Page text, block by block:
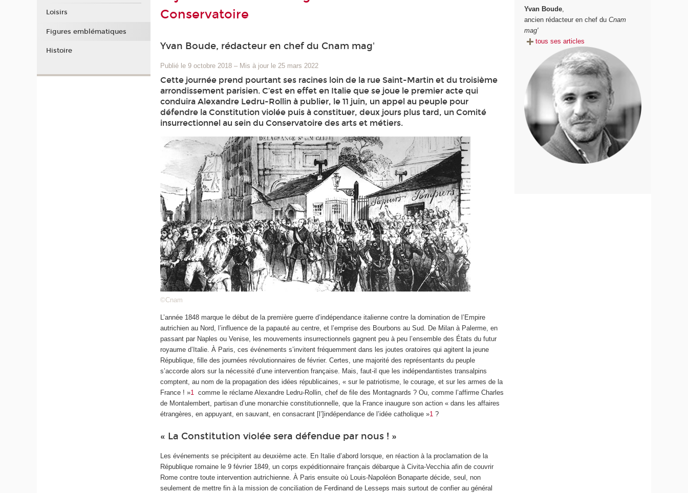
Conservatoire
Yvan Boude, rédacteur en chef du Cnam mag'
Publié le 9 octobre 2018 – Mis à jour le 25 mars 2022
Cette journée prend pourtant ses racines loin de la rue Saint-Martin et du troisième
arrondissement parisien. C’est en effet en Italie que se joue le premier acte qui
conduira Alexandre Ledru-Rollin à publier, le 11 juin, un appel au peuple pour
défendre la Constitution violée puis à constituer, deux jours plus tard, un Comité
insurrectionnel au sein du Conservatoire des arts et métiers.
©Cnam
L’année 1848 marque le début de la première guerre d’indépendance italienne contre la domination de l’Empire
autrichien au Nord, l’influence de la papauté au centre, et l’emprise des Bourbons au Sud. De Milan à Palerme, en
passant par Naples ou Venise, les mouvements insurrectionnels gagnent peu à peu l’ensemble des États du futur
royaume d’Italie. À Paris, ces événements s’invitent fréquemment dans les joutes oratoires qui agitent la jeune
République, fille des journées révolutionnaires de février. Certes, une majorité des représentants du peuple
s’accorde alors sur la nécessité d’une intervention française. Mais, faut-il que les indépendantistes transalpins
comptent, au nom de la propagation des idées républicaines, « sur le patriotisme, le courage, et sur les armes de la
France ! »1 comme le réclame Alexandre Ledru-Rollin, chef de file des Montagnards ? Ou, comme l’affirme Charles
de Montalembert, partisan d’une monarchie constitutionnelle, que la France inaugure son action « dans les affaires
étrangères, en appuyant, en sauvant, en consacrant [l’]indépendance de l’idée catholique »1 ?
« La Constitution violée sera défendue par nous ! »
Les événements se précipitent au deuxième acte. En Italie d’abord lorsque, en réaction à la proclamation de la
République romaine le 9 février 1849, un corps expéditionnaire français débarque à Civita-Vecchia afin de couvrir
Rome contre toute intervention autrichienne. À Paris ensuite où Louis-Napoléon Bonaparte décide, seul, non
seulement de mettre fin à la mission de conciliation de Ferdinand de Lesseps mais surtout de confier au général
Yvan Boude,
ancien rédacteur en chef duCnam
mag'
tous ses articles
Loisirs
Figures emblématiques
Histoire